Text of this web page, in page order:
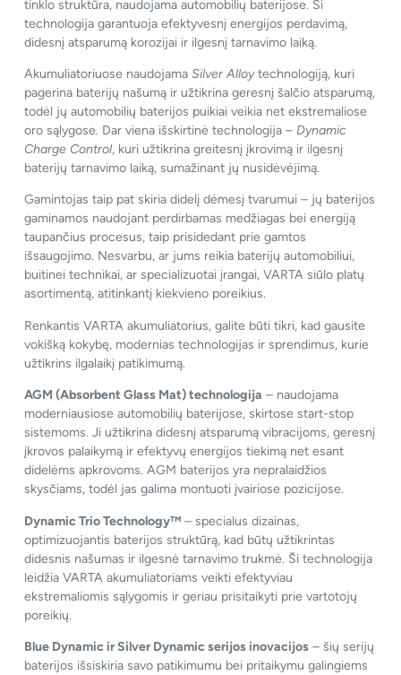
tinklo struktūra, naudojama automobilių baterijose. Ši
technologija garantuoja efektyvesnį energijos perdavimą,
didesnį atsparumą korozijai ir ilgesnį tarnavimo laiką.
Akumuliatoriuose naudojamaSilver Alloytechnologiją, kuri
pagerina baterijų našumą ir užtikrina geresnį šalčio atsparumą,
todėl jų automobilių baterijos puikiai veikia net ekstremaliose
oro sąlygose. Dar viena išskirtinė technologija –Dynamic
Charge Control, kuri užtikrina greitesnį įkrovimą ir ilgesnį
baterijų tarnavimo laiką, sumažinant jų nusidėvėjimą.
Gamintojas taip pat skiria didelį dėmesį tvarumui – jų baterijos
gaminamos naudojant perdirbamas medžiagas bei energiją
taupančius procesus, taip prisidedant prie gamtos
išsaugojimo. Nesvarbu, ar jums reikia baterijų automobiliui,
buitinei technikai, ar specializuotai įrangai, VARTA siūlo platų
asortimentą, atitinkantį kiekvieno poreikius.
Renkantis VARTA akumuliatorius, galite būti tikri, kad gausite
vokišką kokybę, modernias technologijas ir sprendimus, kurie
užtikrins ilgalaikį patikimumą.
AGM (Absorbent Glass Mat) technologija – naudojama
moderniausiose automobilių baterijose, skirtose start-stop
sistemoms. Ji užtikrina didesnį atsparumą vibracijoms, geresnį
įkrovos palaikymą ir efektyvų energijos tiekimą net esant
didelėms apkrovoms. AGM baterijos yra nepralaidžios
skysčiams, todėl jas galima montuoti įvairiose pozicijose.
Dynamic Trio Technology™ – specialus dizainas,
optimizuojantis baterijos struktūrą, kad būtų užtikrintas
didesnis našumas ir ilgesnė tarnavimo trukmė. Ši technologija
leidžia VARTA akumuliatoriams veikti efektyviau
ekstremaliomis sąlygomis ir geriau prisitaikyti prie vartotojų
poreikių.
Blue Dynamic ir Silver Dynamic serijos inovacijos – šių serijų
baterijos išsiskiria savo patikimumu bei pritaikymu galingiems